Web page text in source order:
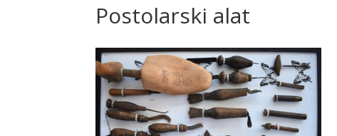
Postolarski alat